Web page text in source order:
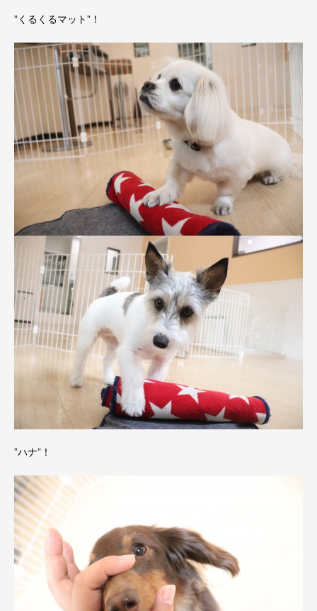
”くるくるマット”！
”ハナ”！